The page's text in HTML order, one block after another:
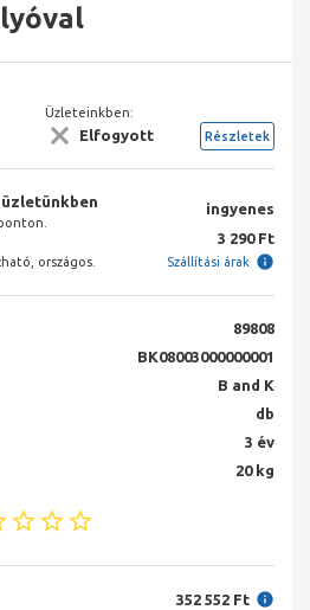
Üzleteinkben:
Elfogyott Részletek
ingyenes
országos.
3 290 Ft
Szállítási árak
89808
BK08003000000001
B and K
db
3 év
20 kg
352 552 Ft